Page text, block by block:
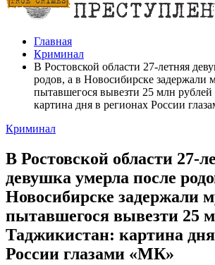
Главная
Криминал
В Ростовской области 27-летняя
родов, а в Новосибирске задержали
пытавшегося вывезти 25 млн
картина дня в регионах России
Криминал
В Ростовской области 27-
девушка умерла после
Новосибирске задержали
пытавшегося вывезти 25
Таджикистан: картина
России глазами «МК»